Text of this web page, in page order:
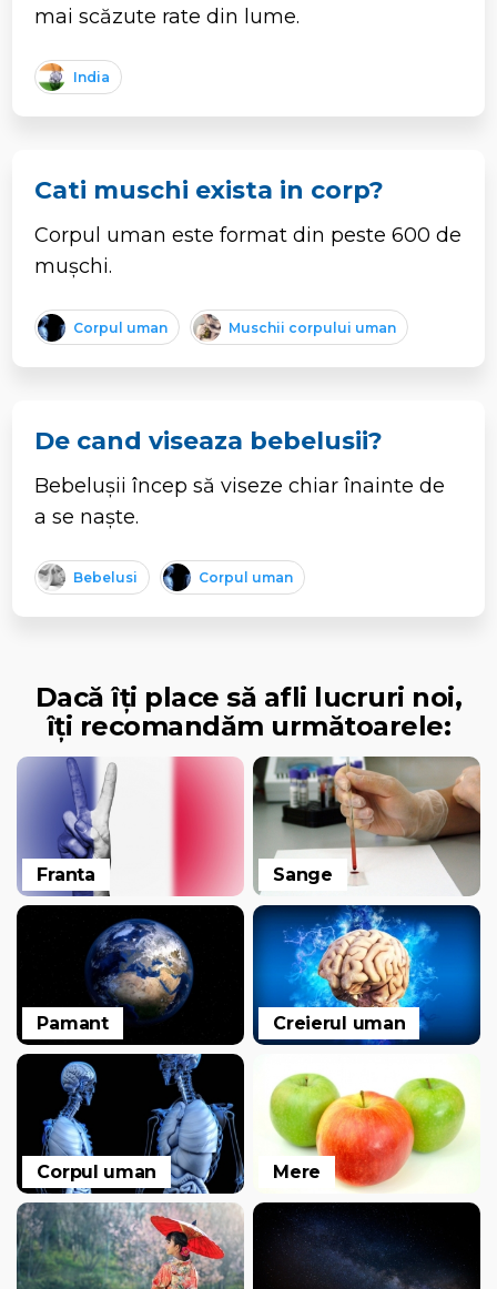
mai scăzute rate din lume.
India
Cati muschi exista in corp?
Corpul uman este format din peste 600 de
mușchi.
Corpul uman Muschii corpului uman
De cand viseaza bebelusii?
Bebelușii încep să viseze chiar înainte de
a se naște.
Bebelusi Corpul uman
Dacă îți place să afli lucruri noi,
îți recomandăm următoarele:
Franta Sange
Pamant Creierul uman
Corpul uman Mere